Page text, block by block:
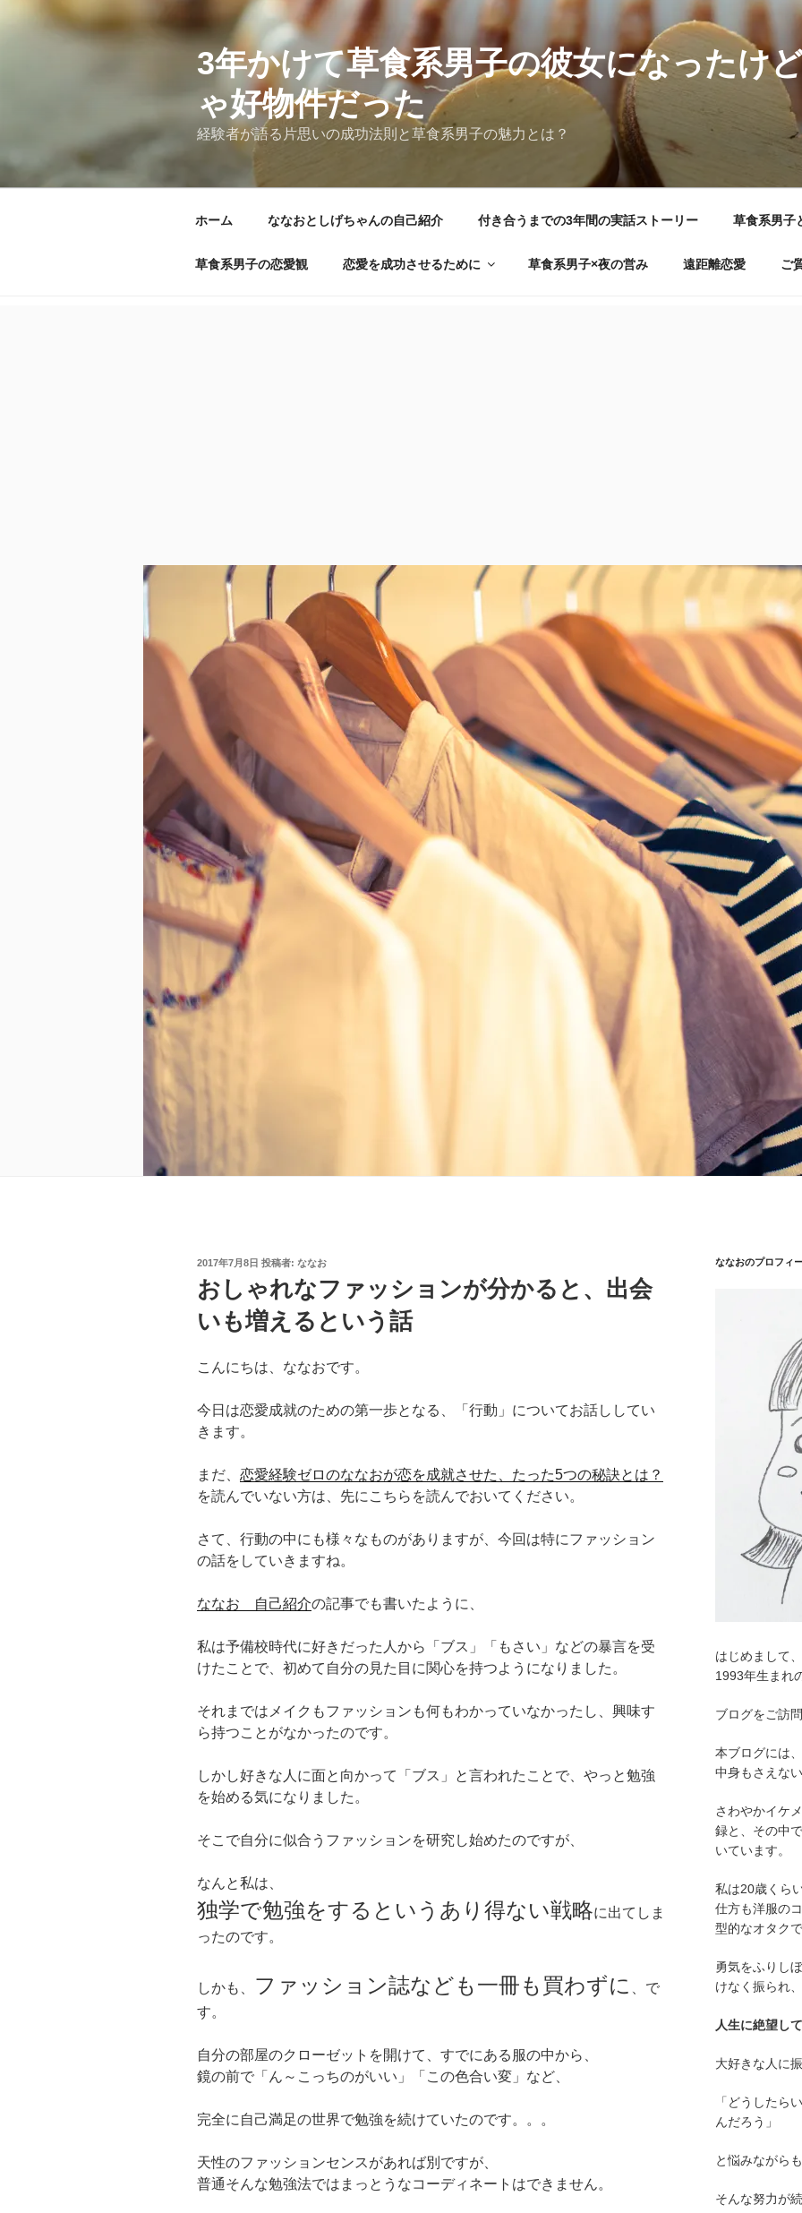
3年かけて草食系男子の彼女になったけ
ゃ好物件だった
経験者が語る片思いの成功法則と草食系男子の魅力とは？
ホーム ななおとしげちゃんの自己紹介 付き合うまでの3年間の実話ストーリー 草食系男子
草食系男子の恋愛観 恋愛を成功させるために 草食系男子×夜の営み 遠距離恋愛 ご
投
日:
2017年7月8日 投稿者: ななお
おしゃれなファッションが分かると、出会
いも増えるという話
こんにちは、ななおです。
今日は恋愛成就のための第一歩となる、「行動」についてお話ししてい
きます。
まだ、 恋愛経験ゼロのななおが恋を成就させた、たった5つの秘訣とは？
を読んでいない方は、先にこちらを読んでおいてください。
さて、行動の中にも様々なものがありますが、今回は特にファッション
の話をしていきますね。
ななお 自己紹介の記事でも書いたように、
私は予備校時代に好きだった人から「ブス」「もさい」などの暴言を受
けたことで、初めて自分の見た目に関心を持つようになりました。
それまではメイクもファッションも何もわかっていなかったし、興味す
ら持つことがなかったのです。
しかし好きな人に面と向かって「ブス」と言われたことで、やっと勉強
を始める気になりました。
そこで自分に似合うファッションを研究し始めたのですが、
なんと私は、
独学で勉強をするというあり得ない戦略に出てしま
ったのです。
しかも、 ファッション誌なども一冊も買わずに
、で
す。
自分の部屋のクローゼットを開けて、すでにある服の中から、
鏡の前で「ん～こっちのがいい」「この色合い変」など、
完全に自己満足の世界で勉強を続けていたのです。。。
天性のファッションセンスがあれば別ですが、
普通そんな勉強法ではまっとうなコーディネートはできません。
ななおのプロフィ
はじめまして
1993年生まれ
ブログをご訪
本ブログには
中身もさえな
さわやかイケ
録と、その中
いています。
私は20歳くら
仕方も洋服の
型的なオタク
勇気をふりし
けなく振られ、
人生に絶望し
大好きな人に
「どうしたら
んだろう」
と悩みながら
そんな努力が